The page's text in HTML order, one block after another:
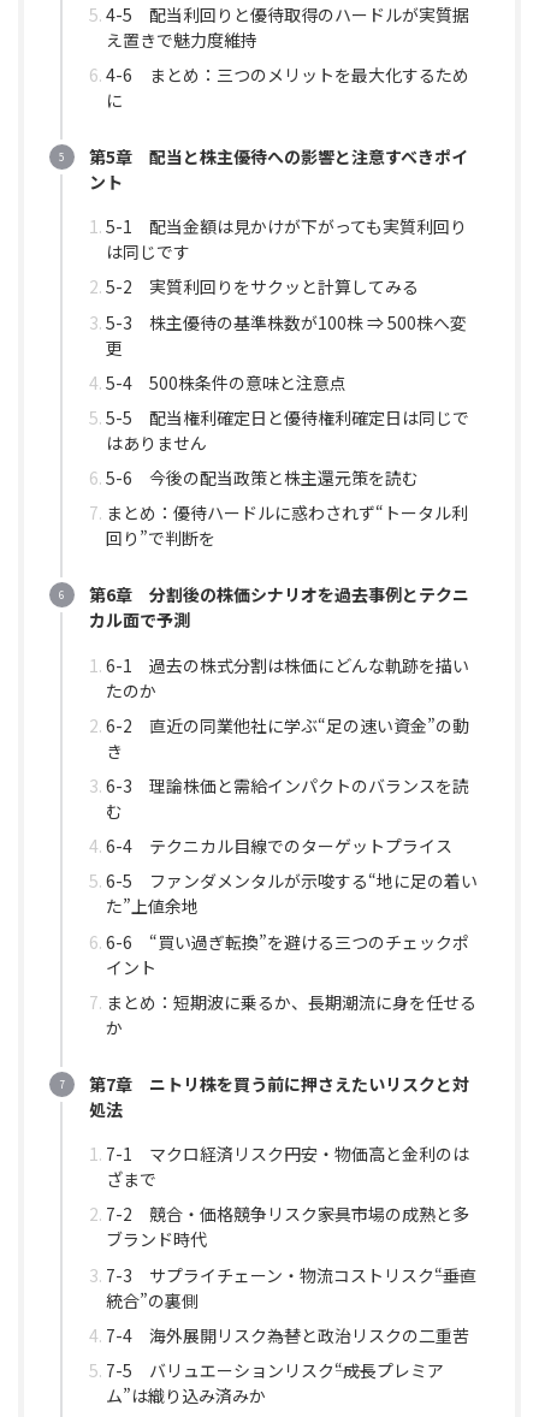
4-5 配当利回りと優待取得のハードルが実質据
え置きで魅力度維持
4-6 まとめ：三つのメリットを最大化するため
に
第5章 配当と株主優待への影響と注意すべきポイ
ント
5-1 配当金額は見かけが下がっても実質利回り
は同じです
5-2 実質利回りをサクッと計算してみる
5-3 株主優待の基準株数が100株 ⇒ 500株へ変
更
5-4 500株条件の意味と注意点
5-5 配当権利確定日と優待権利確定日は同じで
はありません
5-6 今後の配当政策と株主還元策を読む
まとめ：優待ハードルに惑わされず“トータル利
回り”で判断を
第6章 分割後の株価シナリオを過去事例とテクニ
カル面で予測
6-1 過去の株式分割は株価にどんな軌跡を描い
たのか
6-2 直近の同業他社に学ぶ“足の速い資金”の動
き
6-3 理論株価と需給インパクトのバランスを読
む
6-4 テクニカル目線でのターゲットプライス
6-5 ファンダメンタルが示唆する“地に足の着い
た”上値余地
6-6 “買い過ぎ転換”を避ける三つのチェックポ
イント
まとめ：短期波に乗るか、長期潮流に身を任せる
か
第7章 ニトリ株を買う前に押さえたいリスクと対
処法
7-1 マクロ経済リスク――円安・物価高と金利のは
ざまで
7-2 競合・価格競争リスク――家具市場の成熟と多
ブランド時代
7-3 サプライチェーン・物流コストリスク――“垂直
統合”の裏側
7-4 海外展開リスク――為替と政治リスクの二重苦
7-5 バリュエーションリスク――“成長プレミア
ム”は織り込み済みか